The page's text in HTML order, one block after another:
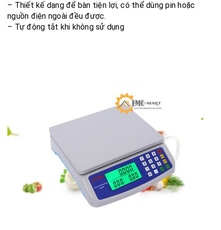
– Thiết kế dạng để bàn tiện lợi, có thể dùng pin hoặc
nguồn điện ngoài đều được.
– Tự động tắt khi không sử dụng